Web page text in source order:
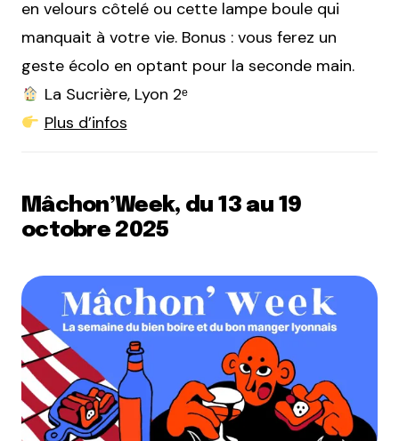
en velours côtelé ou cette lampe boule qui
manquait à votre vie. Bonus : vous ferez un
geste écolo en optant pour la seconde main.
La Sucrière, Lyon 2ᵉ
Plus d’infos
Mâchon’Week, du 13 au 19
octobre 2025